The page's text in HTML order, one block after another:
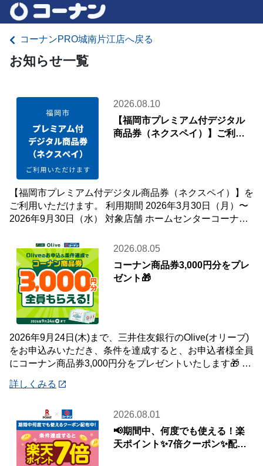
コーナンPRO城南片江店へ戻る
お知らせ一覧
2026.08.10
【福岡市プレミアム付デジタル
商品券（ネクスペイ）】ご利用
【福岡市プレミアム付デジタル商品券（ネクスペイ）】を
ご利用いただけます。 利用期間 2026年3月30日（月）〜
2026年9月30日（水） 対象店舗 ホームセンターコーナン
2026.08.05
コーナン商品券3,000円分をプレ
ゼント🎁
2026年9月24日(木)まで、三井住友銀行のOlive(オリーブ)
をお申込みいただき、条件を達成すると、お申込者様全員
にコーナン商品券3,000円分をプレゼントいたします🎁 詳
詳しくみる
2026.08.01
📢期間中、何度でも使える！楽
天ポイント✨7倍クーポン✨配布